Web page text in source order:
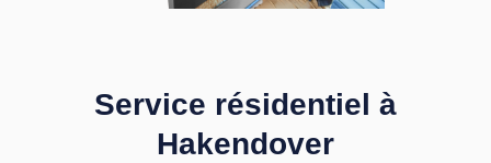
Service résidentiel à
Hakendover